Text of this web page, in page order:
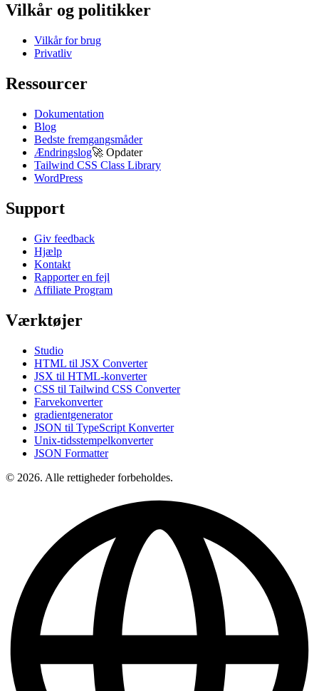
Vilkår og politikker
Vilkår for brug
Privatliv
Ressourcer
Dokumentation
Blog
Bedste fremgangsmåder
Ændringslog🚀 Opdater
Tailwind CSS Class Library
WordPress
Support
Giv feedback
Hjælp
Kontakt
Rapporter en fejl
Affiliate Program
Værktøjer
Studio
HTML til JSX Converter
JSX til HTML-konverter
CSS til Tailwind CSS Converter
Farvekonverter
gradientgenerator
JSON til TypeScript Konverter
Unix-tidsstempelkonverter
JSON Formatter
© 2026. Alle rettigheder forbeholdes.